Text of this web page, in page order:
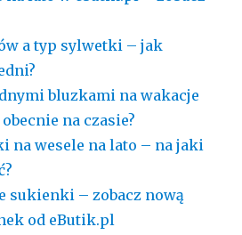
a typ sylwetki – jak
bluzkami na wakacje
na czasie?
na wesele na lato – na jaki
sukienki – zobacz nową
od eButik.pl